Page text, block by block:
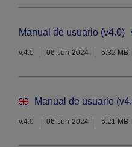
Manual de usuario (v4.0)
v.4.0 06-Jun-2024 5.32 MB
Manual de usuario
v.4.0 06-Jun-2024 5.21 MB